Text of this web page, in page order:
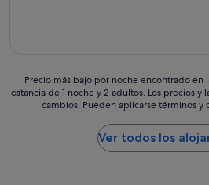
Precio
más
Precio más bajo por noche encontrado en
estancia de 1 noche y 2 adultos. Los precios
cambios. Pueden aplicarse términos y
Ver todos los